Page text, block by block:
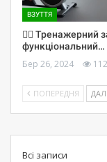
ВЗУТТЯ
🏋️‍♀️ Тренажерний
функціональний…
Бер 26, 2024 112
ПОПЕРЕДНЯ ДАЛІ
Всі записи